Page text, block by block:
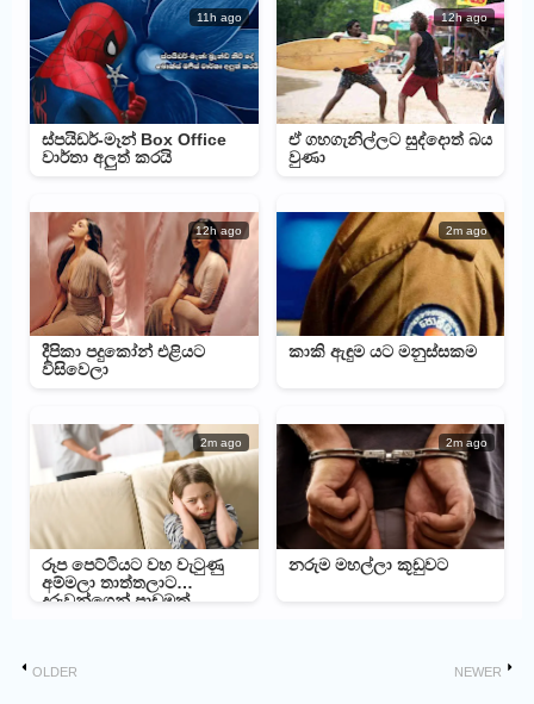
11h ago
ස්පයිඩර්-මෑන් Box Office
වාර්තා අලුත් කරයි
12h ago
ඒ ගහගැනිල්ලට සුද්දොත් බය
වුණා
12h ago
දීපිකා පදුකෝන් එළියට
විසිවෙලා
2m ago
කාකි ඇඳුම යට මනුස්සකම
2m ago
රූප පෙට්ටියට වහ වැටුණු
අම්මලා තාත්තලාට
දරුවන්ගෙන් පාඩමක්
2m ago
නරුම මහල්ලා කූඩුවට
NEWER
OLDER